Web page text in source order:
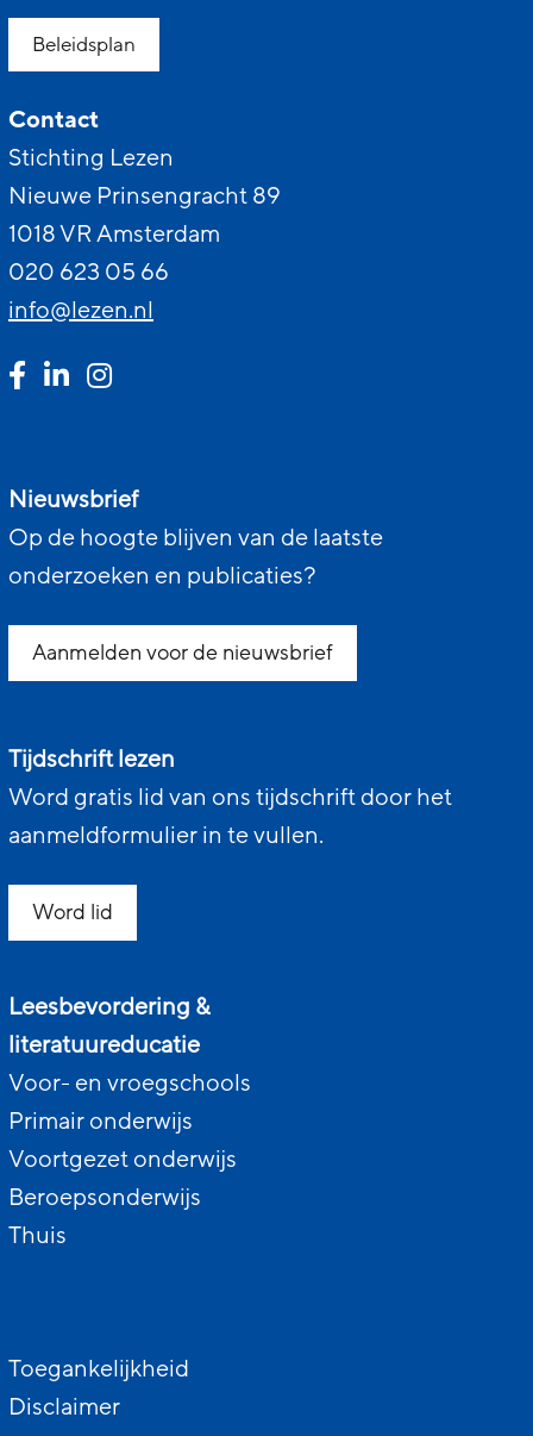
Beleidsplan
Contact
Stichting Lezen
Nieuwe Prinsengracht 89
1018 VR Amsterdam
020 623 05 66
info@lezen.nl
Nieuwsbrief
Op de hoogte blijven van de laatste
onderzoeken en publicaties?
Aanmelden voor de nieuwsbrief
Tijdschrift lezen
Word gratis lid van ons tijdschrift door het
aanmeldformulier in te vullen.
Word lid
Leesbevordering &
literatuureducatie
Voor- en vroegschools
Primair onderwijs
Voortgezet onderwijs
Beroepsonderwijs
Thuis
Toegankelijkheid
Disclaimer